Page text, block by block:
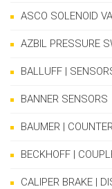
ASCO SOLENOID
AZBIL PRESSURE
BALLUFF |
BANNER SENSORS
BAUMER |
BECKHOFF |
CALIPER BRAKE |